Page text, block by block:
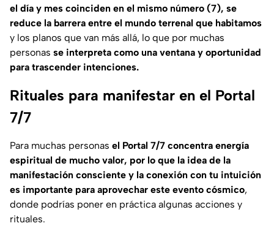
el día y mes coinciden en el mismo número (7), se
reduce la barrera entre el mundo terrenal que habitamos
y los planos que van más allá, lo que por muchas
personas se interpreta como una ventana y oportunidad
para trascender intenciones.
Rituales para manifestar en el Portal
7/7
Para muchas personas el Portal 7/7 concentra energía
espiritual de mucho valor, por lo que la idea de la
manifestación consciente y la conexión con tu intuición
es importante para aprovechar este evento cósmico,
donde podrías poner en práctica algunas acciones y
rituales.